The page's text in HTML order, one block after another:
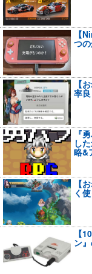
【
つ
【
率
『
し
略&
【
く
【
ン